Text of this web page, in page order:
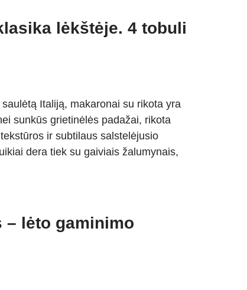
lėkštėje. 4 tobuli
Italiją, makaronai su rikota yra
sunkūs grietinėlės padažai, rikota
ir subtilaus salstelėjusio
dera tiek su gaiviais žalumynais,
lėto gaminimo